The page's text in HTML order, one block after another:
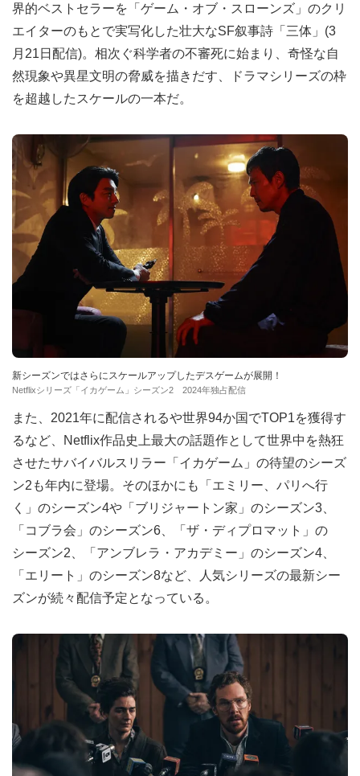
界的ベストセラーを「ゲーム・オブ・スローンズ」のクリ
エイターのもとで実写化した壮大なSF叙事詩「三体」(3
月21日配信)。相次ぐ科学者の不審死に始まり、奇怪な自
然現象や異星文明の脅威を描きだす、ドラマシリーズの枠
を超越したスケールの一本だ。
新シーズンではさらにスケールアップしたデスゲームが展開！
Netflixシリーズ「イカゲーム」シーズン2 2024年独占配信
また、2021年に配信されるや世界94か国でTOP1を獲得す
るなど、Netflix作品史上最大の話題作として世界中を熱狂
させたサバイバルスリラー「イカゲーム」の待望のシーズ
ン2も年内に登場。そのほかにも「エミリー、パリへ行
く」のシーズン4や「ブリジャートン家」のシーズン3、
「コブラ会」のシーズン6、「ザ・ディプロマット」の
シーズン2、「アンブレラ・アカデミー」のシーズン4、
「エリート」のシーズン8など、人気シリーズの最新シー
ズンが続々配信予定となっている。